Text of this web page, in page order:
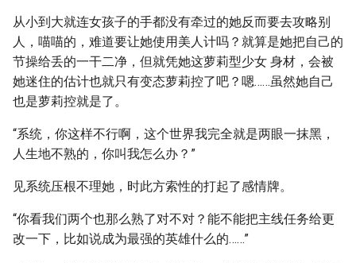
从小到大就连女孩子的手都没有牵过的她反而要去攻略别
人，喵喵的，难道要让她使用美人计吗？就算是她把自己的
节操给丢的一干二净，但就凭她这萝莉型少女 身材，会被
她迷住的估计也就只有变态萝莉控了吧？嗯……虽然她自己
也是萝莉控就是了。
“系统，你这样不行啊，这个世界我完全就是两眼一抹黑，
人生地不熟的，你叫我怎么办？”
见系统压根不理她，时此方索性的打起了感情牌。
“你看我们两个也那么熟了对不对？能不能把主线任务给更
改一下，比如说成为最强的英雄什么的……”